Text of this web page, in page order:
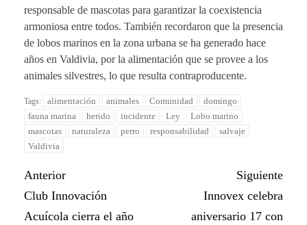
responsable de mascotas para garantizar la coexistencia
armoniosa entre todos. También recordaron que la presencia
de lobos marinos en la zona urbana se ha generado hace
años en Valdivia, por la alimentación que se provee a los
animales silvestres, lo que resulta contraproducente.
Tags: alimentación animales Comunidad
domingo
fauna marina
herido incidente Ley
Lobo marino
mascotas
naturaleza perro responsabilidad
salvaje
Valdivia
Anterior
Club Innovación
Acuícola cierra el año
Siguiente
Innovex celebra
aniversario 17 con